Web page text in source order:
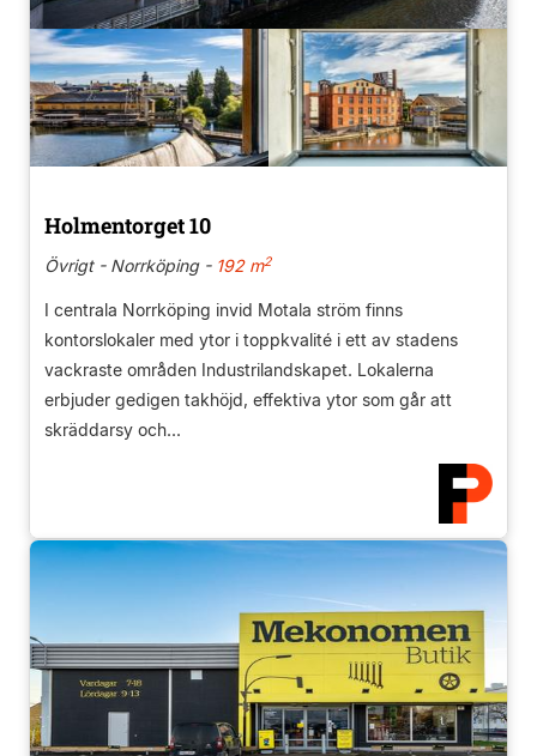
Holmentorget 10
Övrigt - Norrköping -192 m2
I centrala Norrköping invid Motala ström finns
kontorslokaler med ytor i toppkvalité i ett av stadens
vackraste områden Industrilandskapet. Lokalerna
erbjuder gedigen takhöjd, effektiva ytor som går att
skräddarsy och...